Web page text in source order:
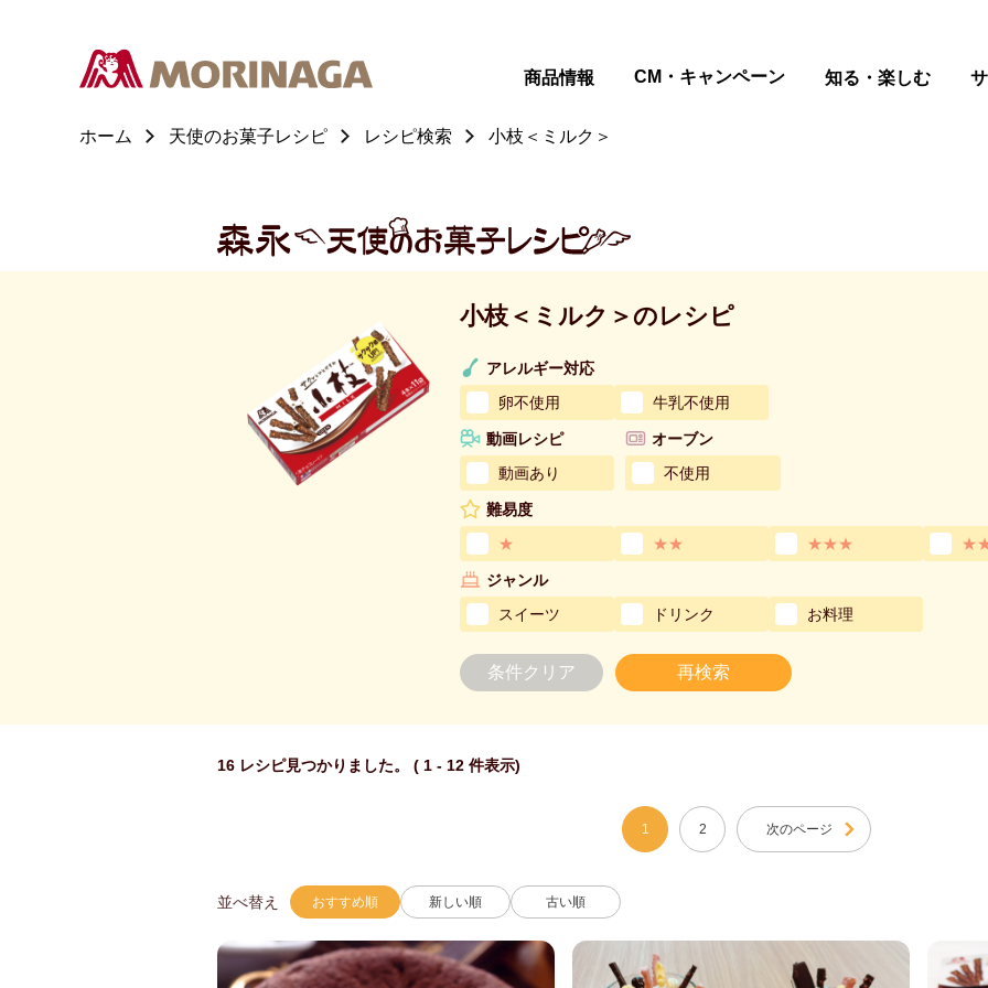
商品情報 CM・キャンペーン 知る・楽しむ
ホーム 天使のお菓子レシピ レシピ検索 小枝＜ミルク＞
小枝＜ミルク＞のレシピ
アレルギー対応
卵不使用
牛乳不使用
動画レシピ
動画あり
オーブン
不使用
難易度
★
★★ ★★★
ジャンル
スイーツ
ドリンク お料理
条件クリア 再検索
16 レシピ見つかりました。 ( 1 - 12 件表示)
1 2 次のページ
並べ替え おすすめ順 新しい順 古い順